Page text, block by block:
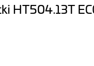
HT504.13T